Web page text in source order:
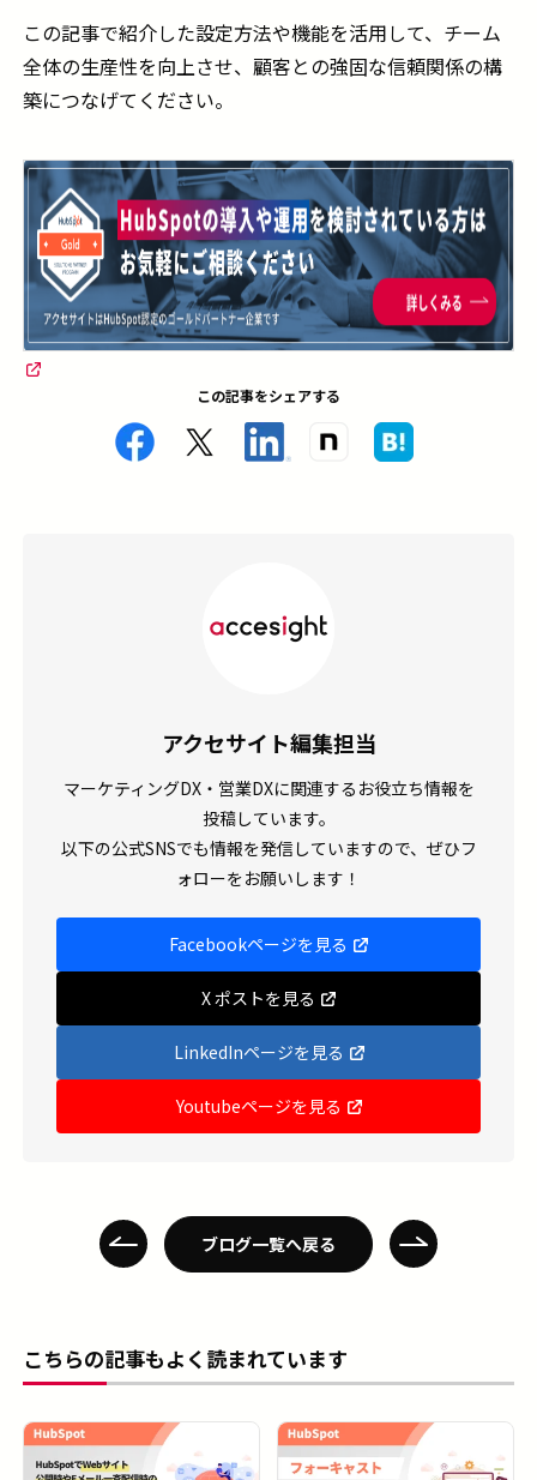
この記事で紹介した設定方法や機能を活用して、チーム
全体の生産性を向上させ、顧客との強固な信頼関係の構
築につなげてください。
この記事をシェアする
アクセサイト編集担当
マーケティングDX・営業DXに関連するお役立ち情報を
投稿しています。
以下の公式SNSでも情報を発信していますので、ぜひフ
ォローをお願いします！
Facebookページを見る
X ポストを見る
LinkedInページを見る
Youtubeページを見る
ブログ一覧へ戻る
こちらの記事もよく読まれています